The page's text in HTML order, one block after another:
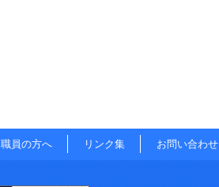
職員の方へ リンク集 お問い合わせ